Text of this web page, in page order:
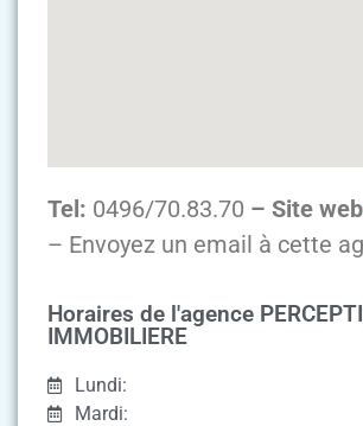
Tel: 0496/70.83.70 – Site
– Envoyez un email à cette
Horaires de l'agence
IMMOBILIERE
Lundi:
Mardi: